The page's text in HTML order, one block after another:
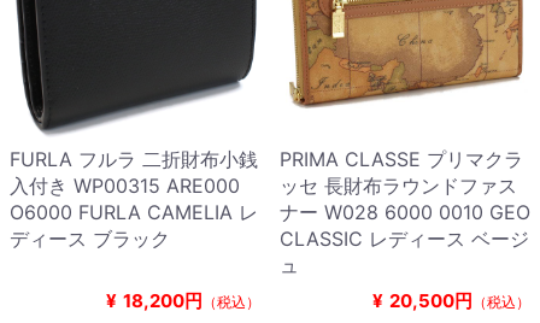
FURLA フルラ 二折財布小銭
入付き WP00315 ARE000
O6000 FURLA CAMELIA レ
ディース ブラック
¥ 18,200円 （税込）
PRIMA CLASSE プリマクラ
ッセ 長財布ラウンドファス
ナー W028 6000 0010 GEO
CLASSIC レディース ベージ
ュ
¥ 20,500円 （税込）